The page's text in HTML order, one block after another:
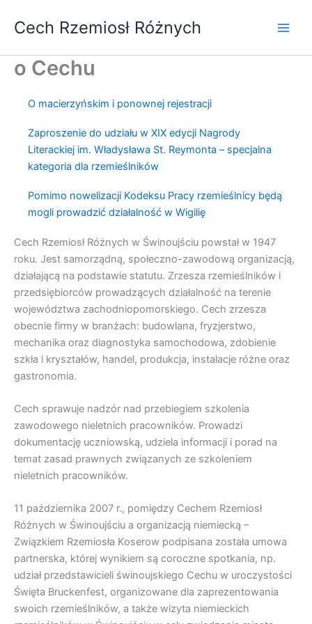
Cech Rzemiosł Różnych
o Cechu
O macierzyńskim i ponownej rejestracji
Zaproszenie do udziału w XIX edycji Nagrody
Literackiej im. Władysława St. Reymonta – specjalna
kategoria dla rzemieślników
Pomimo nowelizacji Kodeksu Pracy rzemieślnicy będą
mogli prowadzić działalność w Wigilię
Cech Rzemiosł Różnych w Świnoujściu powstał w 1947
roku. Jest samorządną, społeczno-zawodową organizacją,
działającą na podstawie statutu. Zrzesza rzemieślników i
przedsiębiorców prowadzących działalność na terenie
województwa zachodniopomorskiego. Cech zrzesza
obecnie firmy w branżach: budowlana, fryzjerstwo,
mechanika oraz diagnostyka samochodowa, zdobienie
szkła i kryształów, handel, produkcja, instalacje różne oraz
gastronomia.
Cech sprawuje nadzór nad przebiegiem szkolenia
zawodowego nieletnich pracowników. Prowadzi
dokumentację uczniowską, udziela informacji i porad na
temat zasad prawnych związanych ze szkoleniem
nieletnich pracowników.
11 października 2007 r., pomiędzy Cechem Rzemiosł
Różnych w Świnoujściu a organizacją niemiecką –
Związkiem Rzemiosła Koserow podpisana została umowa
partnerska, której wynikiem są coroczne spotkania, np.
udział przedstawicieli świnoujskiego Cechu w uroczystości
Święta Bruckenfest, organizowane dla zaprezentowania
swoich rzemieślników, a także wizyta niemieckich